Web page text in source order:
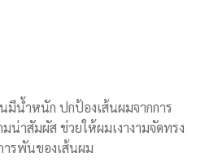
น้ำหนัก ปกป้องเส้นผมจากการ
น่าสัมผัส ช่วยให้ผมเงางามจัดทรง
ารพันของเส้นผม